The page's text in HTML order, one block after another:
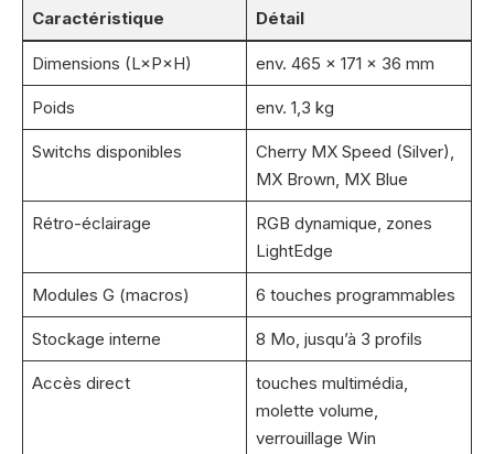
Caractéristique Détail
Dimensions (L×P×H) env. 465 × 171 × 36 mm
Poids env. 1,3 kg
Switchs disponibles
Cherry MX Speed (Silver),
MX Brown, MX Blue
Rétro-éclairage
RGB dynamique, zones
LightEdge
Modules G (macros) 6 touches programmables
Stockage interne 8 Mo, jusqu’à 3 profils
Accès direct
touches multimédia,
molette volume,
verrouillage Win